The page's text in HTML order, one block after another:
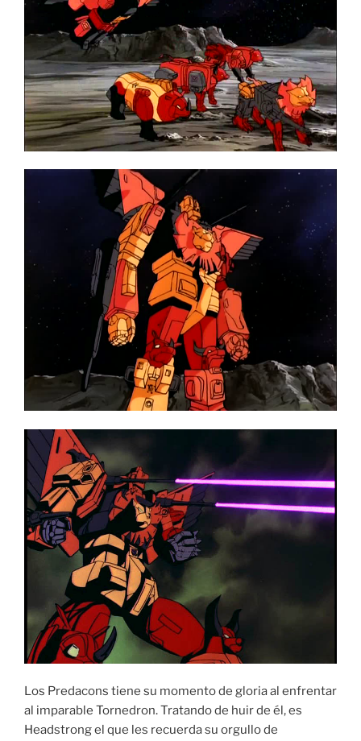
Los Predacons tiene su momento de gloria al enfrentar
al imparable Tornedron. Tratando de huir de él, es
Headstrong el que les recuerda su orgullo de